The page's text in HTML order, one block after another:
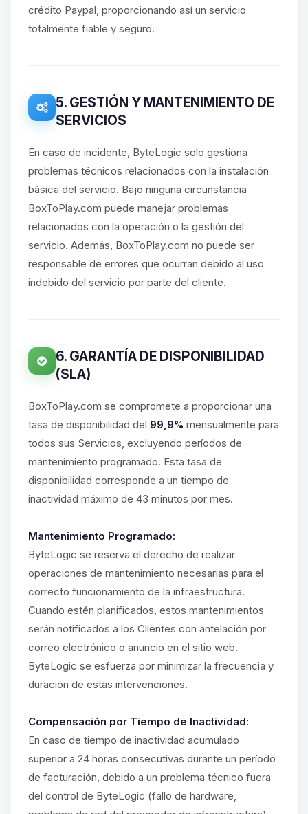
crédito Paypal, proporcionando así un servicio
totalmente fiable y seguro.
5. GESTIÓN Y MANTENIMIENTO DE
SERVICIOS
En caso de incidente, ByteLogic solo gestiona
problemas técnicos relacionados con la instalación
básica del servicio. Bajo ninguna circunstancia
BoxToPlay.com puede manejar problemas
relacionados con la operación o la gestión del
servicio. Además, BoxToPlay.com no puede ser
responsable de errores que ocurran debido al uso
indebido del servicio por parte del cliente.
6. GARANTÍA DE DISPONIBILIDAD
(SLA)
BoxToPlay.com se compromete a proporcionar una
tasa de disponibilidad del 99,9% mensualmente para
todos sus Servicios, excluyendo períodos de
mantenimiento programado. Esta tasa de
disponibilidad corresponde a un tiempo de
inactividad máximo de 43 minutos por mes.
Mantenimiento Programado:
ByteLogic se reserva el derecho de realizar
operaciones de mantenimiento necesarias para el
correcto funcionamiento de la infraestructura.
Cuando estén planificados, estos mantenimientos
serán notificados a los Clientes con antelación por
correo electrónico o anuncio en el sitio web.
ByteLogic se esfuerza por minimizar la frecuencia y
duración de estas intervenciones.
Compensación por Tiempo de Inactividad:
En caso de tiempo de inactividad acumulado
superior a 24 horas consecutivas durante un período
de facturación, debido a un problema técnico fuera
del control de ByteLogic (fallo de hardware,